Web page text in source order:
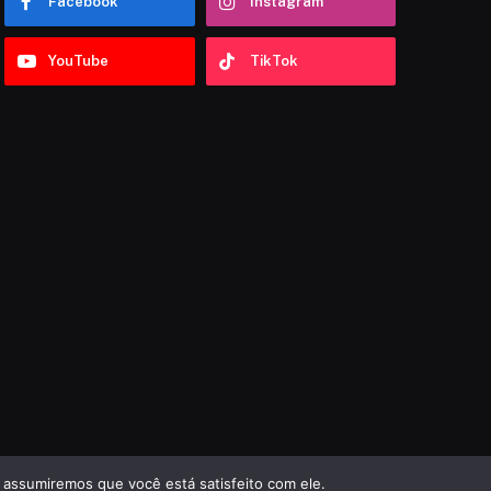
YouTube TikTok
que você está satisfeito com ele.